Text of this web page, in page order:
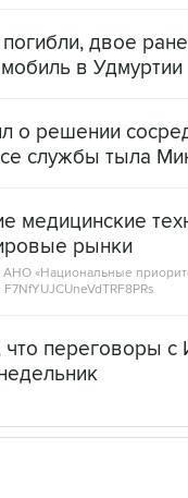
двое
в Удмуртии
о решении
службы тыла
медицинские
рынки
АНО «Национальные
что переговоры с